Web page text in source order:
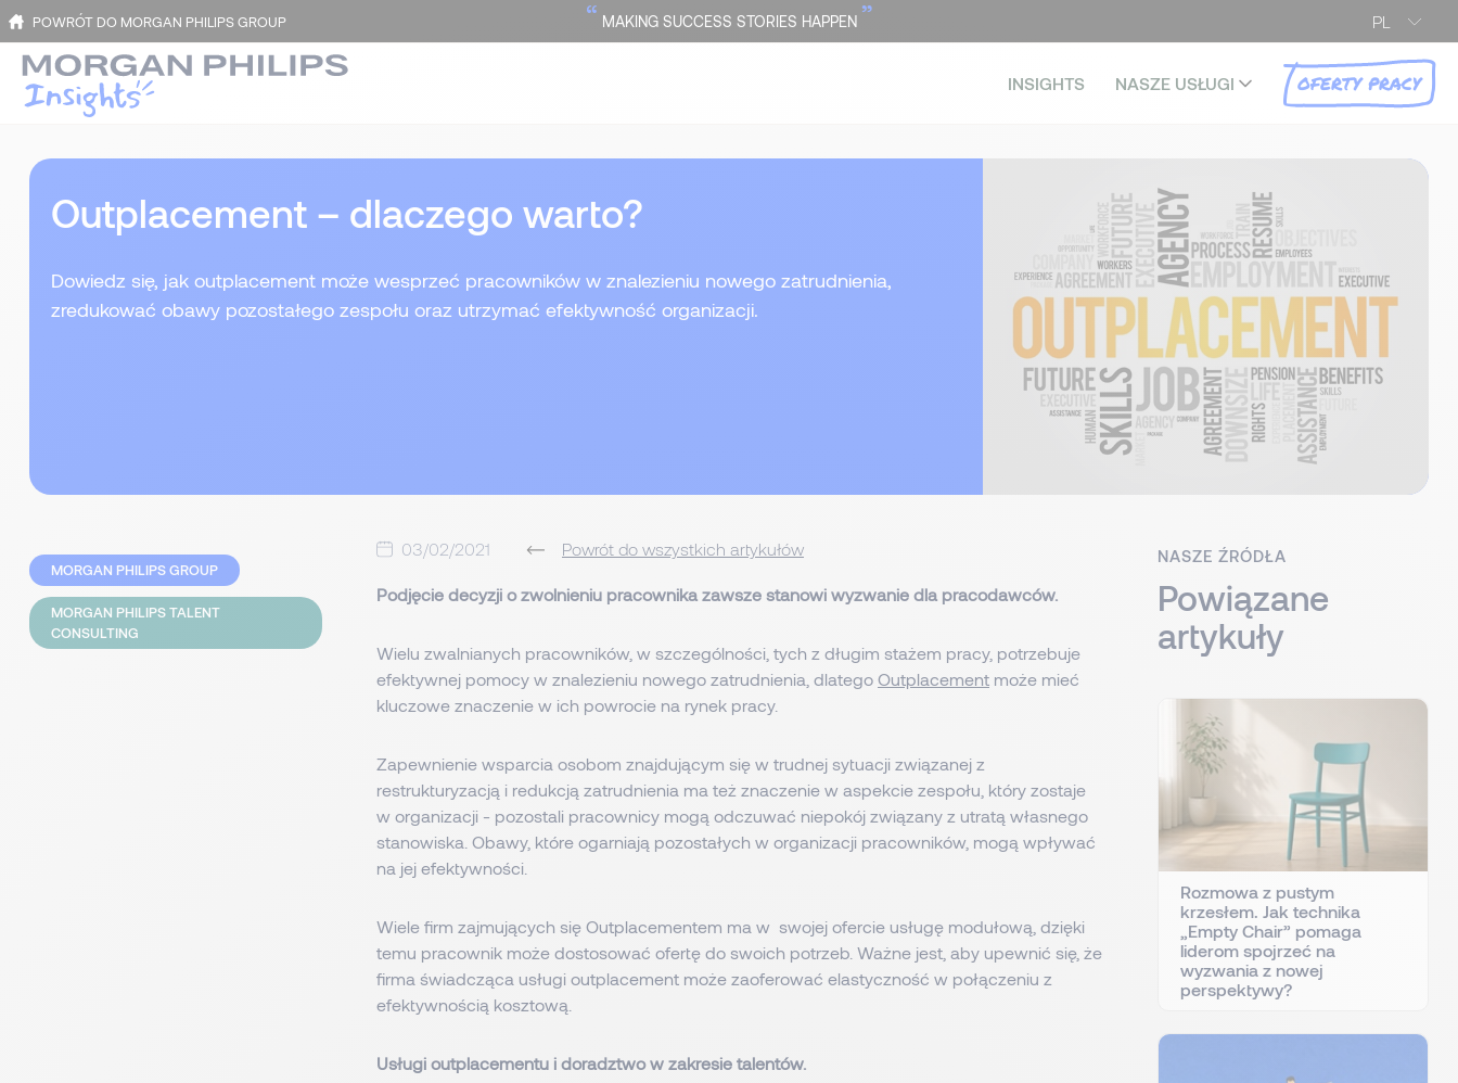
PL
POWRÓT DO MORGAN PHILIPS GROUP “ MAKING SUCCESS STORIES HAPPEN ”
INSIGHTS NASZE USŁUGI OFERTY PRACY
Outplacement – dlaczego warto?
Dowiedz się, jak outplacement może wesprzeć pracowników w znalezieniu nowego zatrudnienia,
zredukować obawy pozostałego zespołu oraz utrzymać efektywność organizacji.
03/02/2021 Powrót do wszystkich artykułów
Podjęcie decyzji o zwolnieniu pracownika zawsze stanowi wyzwanie dla pracodawców.
Wielu zwalnianych pracowników, w szczególności, tych z długim stażem pracy, potrzebuje
efektywnej pomocy w znalezieniu nowego zatrudnienia, dlatego Outplacement może mieć
kluczowe znaczenie w ich powrocie na rynek pracy.
Zapewnienie wsparcia osobom znajdującym się w trudnej sytuacji związanej z
restrukturyzacją i redukcją zatrudnienia ma też znaczenie w aspekcie zespołu, który zostaje
w organizacji - pozostali pracownicy mogą odczuwać niepokój związany z utratą własnego
stanowiska. Obawy, które ogarniają pozostałych w organizacji pracowników, mogą wpływać
na jej efektywności.
Wiele firm zajmujących się Outplacementem ma w swojej ofercie usługę modułową, dzięki
temu pracownik może dostosować ofertę do swoich potrzeb. Ważne jest, aby upewnić się, że
firma świadcząca usługi outplacement może zaoferować elastyczność w połączeniu z
efektywnością kosztową.
Usługi outplacementu i doradztwo w zakresie talentów.
MORGAN PHILIPS GROUP
MORGAN PHILIPS TALENT
CONSULTING
NASZE ŹRÓDŁA
Powiązane
artykuły
Rozmowa z pustym
krzesłem. Jak technika
„Empty Chair” pomaga
liderom spojrzeć na
wyzwania z nowej
perspektywy?